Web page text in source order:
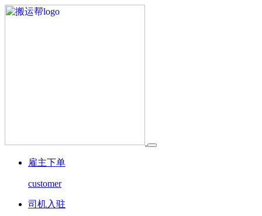
雇主下单
customer
司机入驻